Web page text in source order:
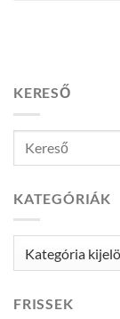
KERESŐ
KATEGÓRIÁK
FRISSEK